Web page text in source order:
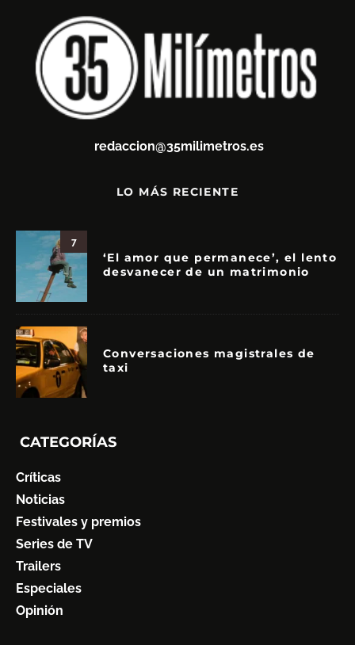
redaccion@35milimetros.es
LO MÁS RECIENTE
7
‘El amor que permanece’, el lento
desvanecer de un matrimonio
Conversaciones magistrales de
taxi
CATEGORÍAS
Críticas
Noticias
Festivales y premios
Series de TV
Trailers
Especiales
Opinión